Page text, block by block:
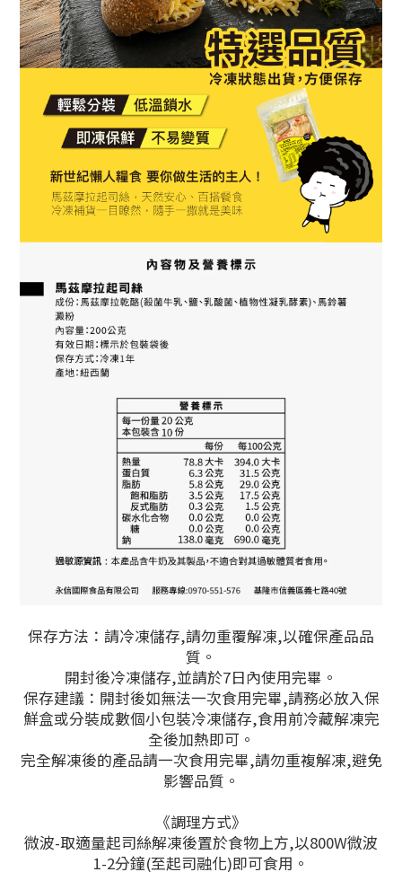
保存方法：請冷凍儲存,請勿重覆解凍,以確保產品品
質。
開封後冷凍儲存,並請於7日內使用完畢。
保存建議：開封後如無法一次食用完畢,請務必放入保
鮮盒或分裝成數個小包裝冷凍儲存,食用前冷藏解凍完
全後加熱即可。
完全解凍後的產品請一次食用完畢,請勿重複解凍,避免
影響品質。
《調理方式》
微波-取適量起司絲解凍後置於食物上方,以800W微波
1-2分鐘(至起司融化)即可食用。